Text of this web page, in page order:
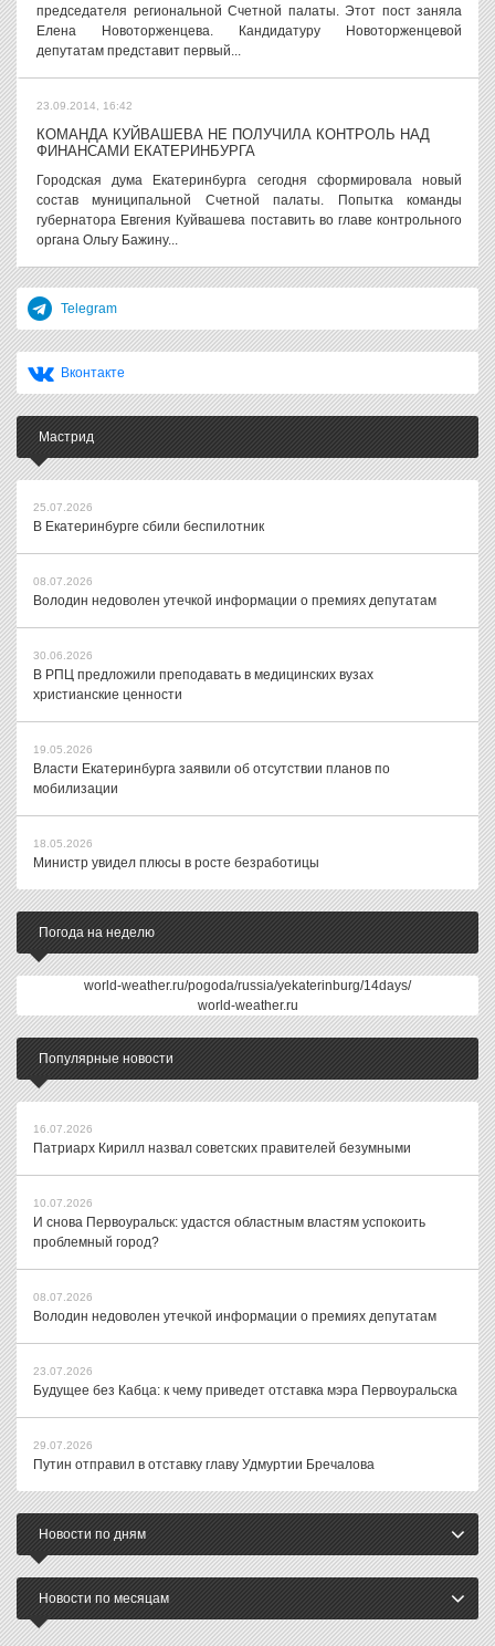
председателя региональной Счетной палаты. Этот пост заняла
Елена Новоторженцева. Кандидатуру Новоторженцевой
депутатам представит первый...
23.09.2014, 16:42
КОМАНДА КУЙВАШЕВА НЕ ПОЛУЧИЛА КОНТРОЛЬ НАД
ФИНАНСАМИ ЕКАТЕРИНБУРГА
Городская дума Екатеринбурга сегодня сформировала новый
состав муниципальной Счетной палаты. Попытка команды
губернатора Евгения Куйвашева поставить во главе контрольного
органа Ольгу Бажину...
Telegram
Вконтакте
Мастрид
25.07.2026
В Екатеринбурге сбили беспилотник
08.07.2026
Володин недоволен утечкой информации о премиях депутатам
30.06.2026
В РПЦ предложили преподавать в медицинских вузах
христианские ценности
19.05.2026
Власти Екатеринбурга заявили об отсутствии планов по
мобилизации
18.05.2026
Министр увидел плюсы в росте безработицы
Погода на неделю
world-weather.ru/pogoda/russia/yekaterinburg/14days/
world-weather.ru
Популярные новости
16.07.2026
Патриарх Кирилл назвал советских правителей безумными
10.07.2026
И снова Первоуральск: удастся областным властям успокоить
проблемный город?
08.07.2026
Володин недоволен утечкой информации о премиях депутатам
23.07.2026
Будущее без Кабца: к чему приведет отставка мэра Первоуральска
29.07.2026
Путин отправил в отставку главу Удмуртии Бречалова
Новости по дням
Новости по месяцам